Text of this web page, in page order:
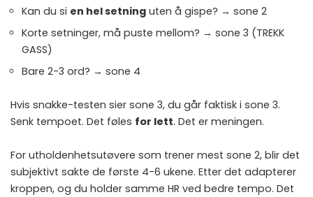
Kan du si en hel setning uten å gispe? → sone 2
Korte setninger, må puste mellom? → sone 3 (TREKK
GASS)
Bare 2-3 ord? → sone 4
Hvis snakke-testen sier sone 3, du går faktisk i sone 3.
Senk tempoet. Det føles for lett. Det er meningen.
For utholdenhetsutøvere som trener mest sone 2, blir det
subjektivt sakte de første 4-6 ukene. Etter det adapterer
kroppen, og du holder samme HR ved bedre tempo. Det